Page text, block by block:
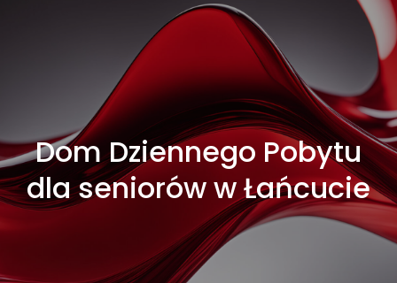
Dom Dziennego Pobytu
dla seniorów w Łańcucie